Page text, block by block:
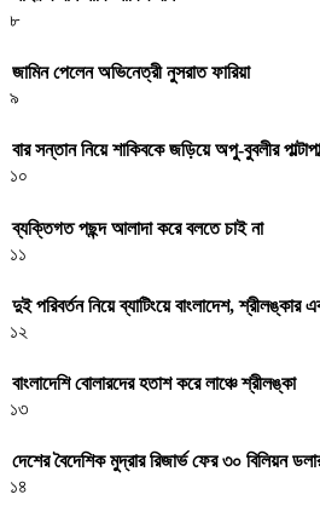
৮
জামিন পেলেন অভিনেত্রী নুসরাত ফারিয়া
৯
বার সন্তান নিয়ে শাকিবকে জড়িয়ে অপু-বুবলীর
১০
ব্যক্তিগত পছন্দ আলাদা করে বলতে চাই না
১১
দুই পরিবর্তন নিয়ে ব্যাটিংয়ে বাংলাদেশ,
১২
বাংলাদেশি বোলারদের হতাশ করে লাঞ্চে শ্রীলঙ্কা
১৩
দেশের বৈদেশিক মুদ্রার রিজার্ভ ফের ৩০ বিলিয়ন
১৪